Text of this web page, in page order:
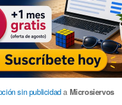
sin publicidada Microsiervos